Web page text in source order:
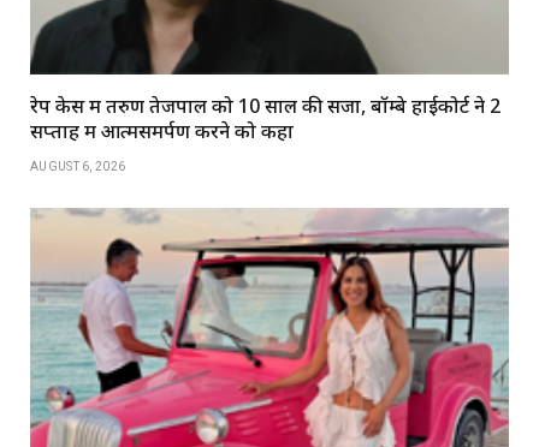
रेप केस में तरुण तेजपाल को 10 साल की सजा, बॉम्बे हाईकोर्ट ने 2
सप्ताह में आत्मसमर्पण करने को कहा
AUGUST 6, 2026